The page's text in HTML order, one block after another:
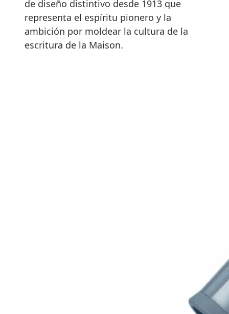
de diseño distintivo desde 1913 que
representa el espíritu pionero y la
ambición por moldear la cultura de la
escritura de la Maison.